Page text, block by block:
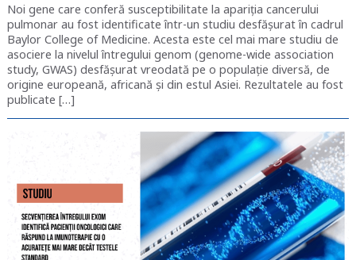
Noi gene care conferă susceptibilitate la apariţia cancerului
pulmonar au fost identificate într-un studiu desfăşurat în cadrul
Baylor College of Medicine. Acesta este cel mai mare studiu de
asociere la nivelul întregului genom (genome-wide association
study, GWAS) desfăşurat vreodată pe o populaţie diversă, de
origine europeană, africană şi din estul Asiei. Rezultatele au fost
publicate […]